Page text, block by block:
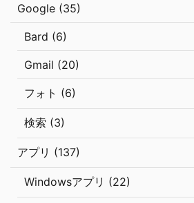
Google (35)
Bard (6)
Gmail (20)
フォト (6)
検索 (3)
アプリ (137)
Windowsアプリ (22)